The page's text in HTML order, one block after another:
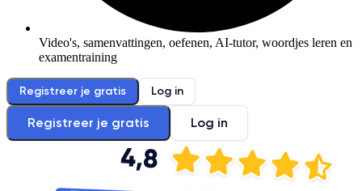
Video's, samenvattingen, oefenen, AI-tutor, woordjes leren en
examentraining
Registreer je gratis Log in
Registreer je gratis Log in